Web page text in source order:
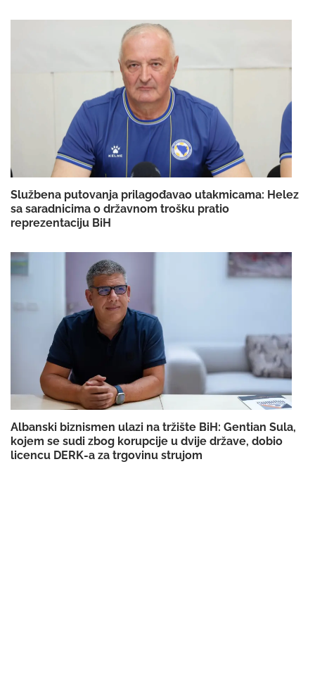
Službena putovanja prilagođavao utakmicama: Helez
sa saradnicima o državnom trošku pratio
reprezentaciju BiH
Albanski biznismen ulazi na tržište BiH: Gentian Sula,
kojem se sudi zbog korupcije u dvije države, dobio
licencu DERK-a za trgovinu strujom